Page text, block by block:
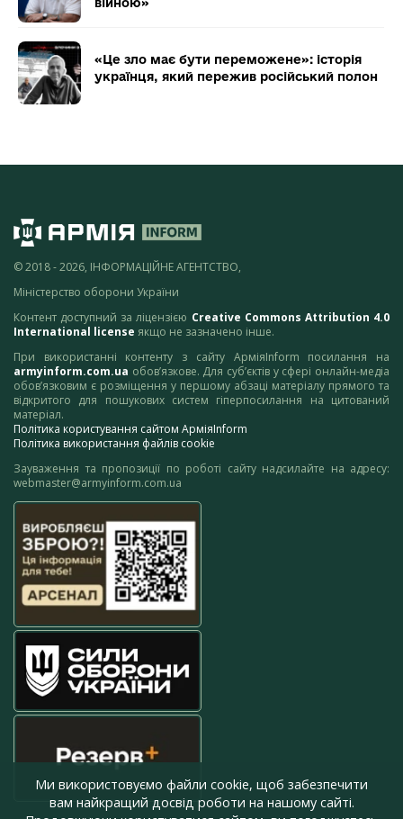
«Це зло має бути переможене»: історія
українця, який пережив російський полон
© 2018 - 2026, ІНФОРМАЦІЙНЕ АГЕНТСТВО,
Міністерство оборони України
Контент доступний за ліцензією Creative Commons Attribution 4.0
International license якщо не зазначено інше.
При використанні контенту з сайту АрміяInform посилання на
armyinform.com.ua обов’язкове. Для суб’єктів у сфері онлайн-медіа
обов’язковим є розміщення у першому абзаці матеріалу прямого та
відкритого для пошукових систем гіперпосилання на цитований
матеріал.
Політика користування сайтом АрміяInform
Політика використання файлів cookie
Зауваження та пропозиції по роботі сайту надсилайте на адресу:
webmaster@armyinform.com.ua
Ми використовуємо файли cookie, щоб забезпечити
вам найкращий досвід роботи на нашому сайті.